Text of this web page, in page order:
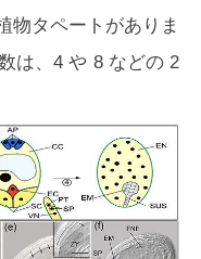
物タペートがありま
は、4 や 8 などの 2